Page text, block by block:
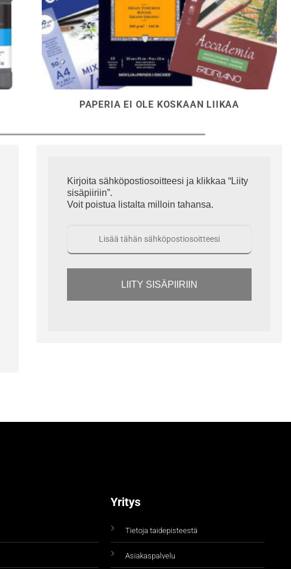
PAPERIA EI OLE KOSKAAN LIIKAA
Kirjoita sähköpostiosoitteesi ja klikkaa “Liity
sisäpiiriin”.
Voit poistua listalta milloin tahansa.
LIITY SISÄPIIRIIN
Yritys
Tietoja taidepisteestä
Asiakaspalvelu